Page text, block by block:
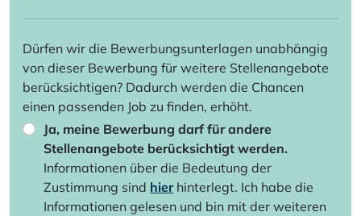
Dürfen wir die Bewerbungsunterlagen unabhängig
von dieser Bewerbung für weitere Stellenangebote
berücksichtigen? Dadurch werden die Chancen
einen passenden Job zu finden, erhöht.
Ja, meine Bewerbung darf für andere
Stellenangebote berücksichtigt werden.
Informationen über die Bedeutung der
Zustimmung sind hierhinterlegt. Ich habe die
Informationen gelesen und bin mit der weiteren